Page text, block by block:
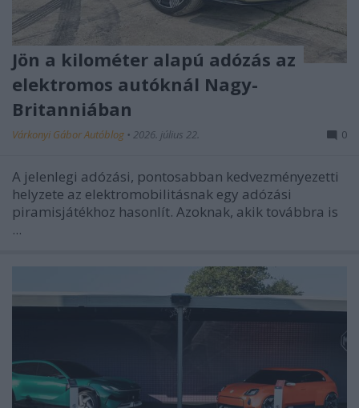
Jön a kilométer alapú adózás az
elektromos autóknál Nagy-
Britanniában
Várkonyi Gábor Autóblog • 2026. július 22. 0
A jelenlegi adózási, pontosabban kedvezményezetti
helyzete az elektromobilitásnak egy adózási
piramisjátékhoz hasonlít. Azoknak, akik továbbra is
...